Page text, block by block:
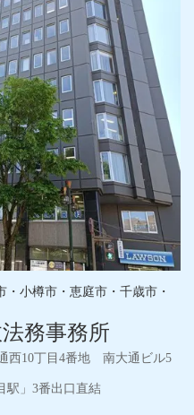
小樽市・恵庭市・千歳市・
務事務所
西10丁目4番地 南大通ビル5
駅」3番出口直結